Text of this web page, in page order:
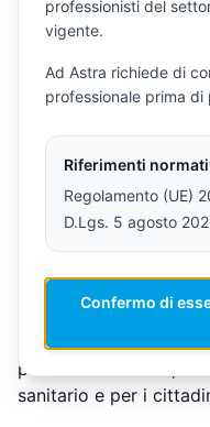
professionisti del
vigente.
Ad Astra richiede di
professionale prima
Riferimenti
Regolamento (UE)
D.Lgs. 5 agosto
Confermo di
L’accoglienza
come molto
generato sia per il
e non invasivi
rafforzare la cultura
Un segnale
L’attenzione
Traicorder come
territoriale.
mostrano come
procedere insieme,
sanitario e per i